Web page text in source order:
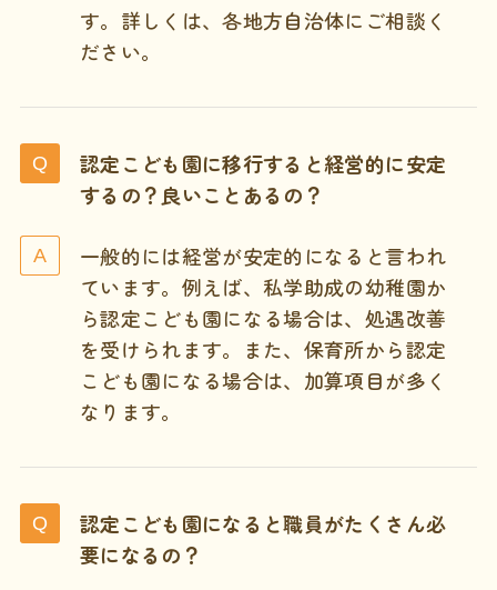
す。詳しくは、各地方自治体にご相談く
ださい。
認定こども園に移行すると経営的に安定
するの？良いことあるの？
一般的には経営が安定的になると言われ
ています。例えば、私学助成の幼稚園か
ら認定こども園になる場合は、処遇改善
を受けられます。また、保育所から認定
こども園になる場合は、加算項目が多く
なります。
認定こども園になると職員がたくさん必
要になるの？